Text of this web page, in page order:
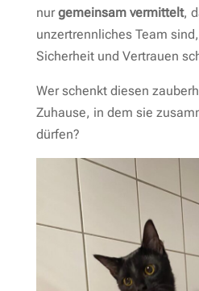
nurgemeinsam vermittelt,
unzertrennliches Team
Sicherheit und Vertrauen
Wer schenkt diesen
Zuhause, in dem sie
dürfen?